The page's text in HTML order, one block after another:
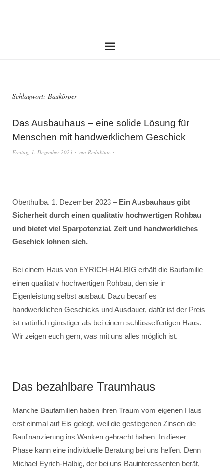
Schlagwort: Baukörper
Das Ausbauhaus – eine solide Lösung für
Menschen mit handwerklichem Geschick
Freitag, 1. Dezember 2023 von Redaktion
Oberthulba, 1. Dezember 2023 – Ein Ausbauhaus gibt
Sicherheit durch einen qualitativ hochwertigen Rohbau
und bietet viel Sparpotenzial. Zeit und handwerkliches
Geschick lohnen sich.
Bei einem Haus von EYRICH-HALBIG erhält die Baufamilie
einen qualitativ hochwertigen Rohbau, den sie in
Eigenleistung selbst ausbaut. Dazu bedarf es
handwerklichen Geschicks und Ausdauer, dafür ist der Preis
ist natürlich günstiger als bei einem schlüsselfertigen Haus.
Wir zeigen euch gern, was mit uns alles möglich ist.
Das bezahlbare Traumhaus
Manche Baufamilien haben ihren Traum vom eigenen Haus
erst einmal auf Eis gelegt, weil die gestiegenen Zinsen die
Baufinanzierung ins Wanken gebracht haben. In dieser
Phase kann eine individuelle Beratung bei uns helfen. Denn
Michael Eyrich-Halbig, der bei uns Bauinteressenten berät,